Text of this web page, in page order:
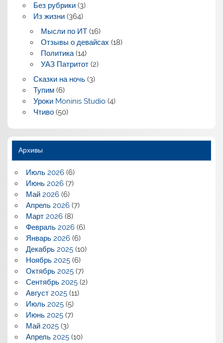
Без рубрики(3)
Из жизни(364)
Мысли по ИТ(16)
Отзывы о девайсах (18)
Политика(14)
УАЗ Патритот(2)
Сказки на ночь(3)
Тупим(6)
Уроки Moninis Studio(4)
Чтиво(50)
Архивы
Июль 2026(6)
Июнь 2026(7)
Май 2026(6)
Апрель 2026(7)
Март 2026(8)
Февраль 2026(6)
Январь 2026(6)
Декабрь 2025(10)
Ноябрь 2025(6)
Октябрь 2025(7)
Сентябрь 2025(2)
Август 2025(11)
Июль 2025(5)
Июнь 2025(7)
Май 2025(3)
Апрель 2025(10)